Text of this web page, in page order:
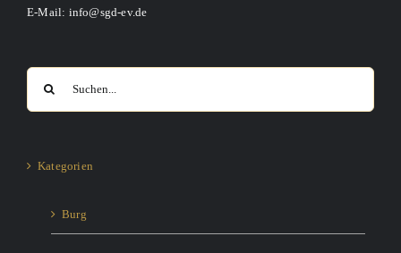
E-Mail: info@sgd-ev.de
Suche
nach:
Kategorien
Burg